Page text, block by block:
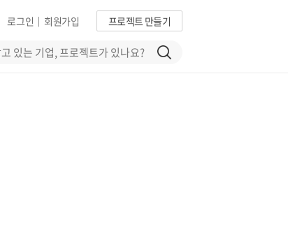
프로젝트 만들기
회원가입
|
로그인